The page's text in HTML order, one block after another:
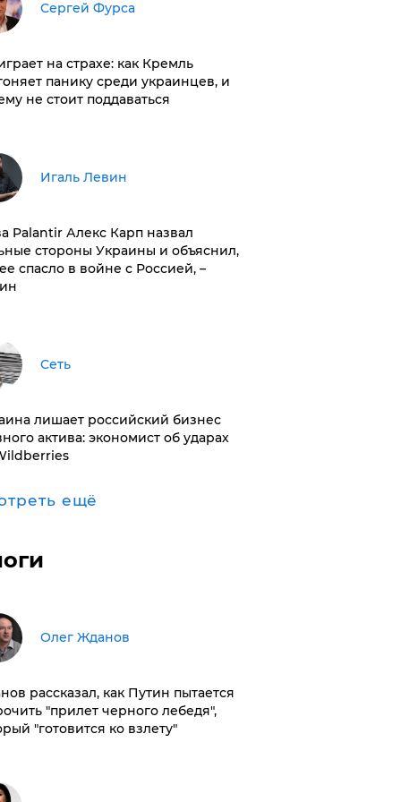
Сергей Фурса
на страхе: как Кремль
панику среди украинцев, и
не стоит поддаваться
Игаль Левин
Palantir Алекс Карп назвал
стороны Украины и объяснил,
спасло в войне с Россией, –
Сеть
лишает российский бизнес
актива: экономист об ударах
ещё
Олег Жданов
рассказал, как Путин пытается
"прилет черного лебедя",
"готовится ко взлету"